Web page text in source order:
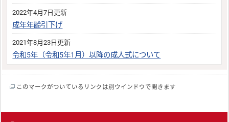
2022年4月7日更新
成年年齢引下げ
2021年8月23日更新
令和5年（令和5年1月）以降の成人式について
このマークがついているリンクは別ウインドウで開きます